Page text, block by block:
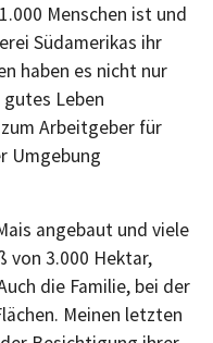
Menschen ist und
Südamerikas ihr
haben es nicht nur
Leben
Arbeitgeber für
Umgebung
angebaut und viele
von 3.000 Hektar,
die Familie, bei der
Meinen letzten